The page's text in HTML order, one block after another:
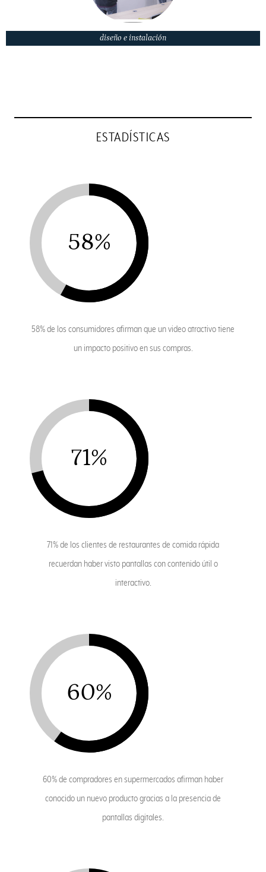
diseño e instalación
ESTADÍSTICAS
58%
58% de los consumidores afirman que un video atractivo tiene
un impacto positivo en sus compras.
71%
71% de los clientes de restaurantes de comida rápida
recuerdan haber visto pantallas con contenido útil o
interactivo.
60%
60% de compradores en supermercados afirman haber
conocido un nuevo producto gracias a la presencia de
pantallas digitales.